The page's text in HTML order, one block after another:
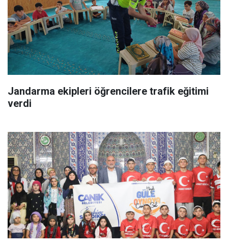
Jandarma ekipleri öğrencilere trafik eğitimi
verdi